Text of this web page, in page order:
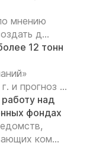
мнению
д...
12 тонн
и прогноз ...
над
фондах
ком...